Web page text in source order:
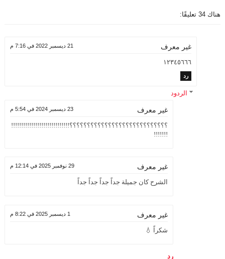
هناك 34 تعليقًا:
غير معرف 21 ديسمبر 2022 في 7:16 م
١٢٣٤٥٦٦٦
رد
الردود
غير معرف 23 ديسمبر 2024 في 5:54 م
؟؟؟؟؟؟؟؟؟؟؟؟؟؟؟؟؟؟؟؟؟؟؟؟؟؟؟؟!!!!!!!!!!!!!!!!!!!!!!!!!!!!!
!!!!!!!
غير معرف 29 نوفمبر 2025 في 12:14 م
الشرح كان جميلة جداً جداً جداً جداً
غير معرف 1 ديسمبر 2025 في 8:22 م
شكراً 💧
رد